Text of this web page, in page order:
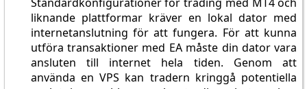
liknande plattformar kräver en lokal dator med
internetanslutning för att fungera. För att kunna
utföra transaktioner med EA måste din dator vara
ansluten till internet hela tiden. Genom att
använda en VPS kan tradern kringgå potentiella